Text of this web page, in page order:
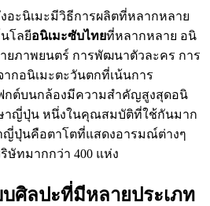
อะนิเมะมีวิธีการผลิตที่หลากหลาย
โลยีอนิเมะซับไทยที่หลากหลาย อนิ
ยภาพยนตร์ การพัฒนาตัวละคร การ
กอนิเมะตะวันตกที่เน้นการ
ฟกต์บนกล้องมีความสำคัญสูงสุดอนิ
าญี่ปุ่น หนึ่งในคุณสมบัติที่ใช้กันมาก
ปุ่นคือตาโตที่แสดงอารมณ์ต่างๆ
ทมากกว่า 400 แห่ง
บศิลปะที่มีหลายประเภท